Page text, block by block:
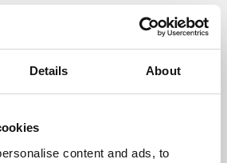
Details About
content and ads, to